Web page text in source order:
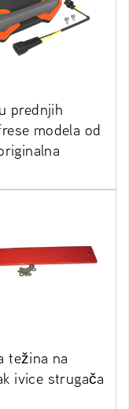
prednjih
modela od
težina na
ivice strugača